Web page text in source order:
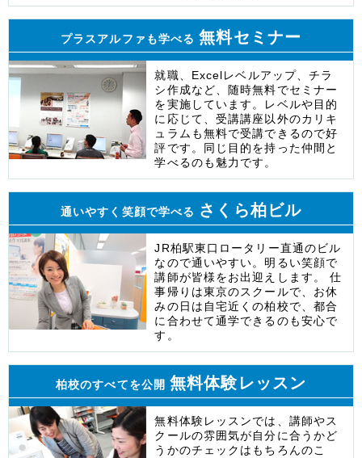
プラスアルファも学べる 無料セミナー
就職、Excelレベルアップ、チラ
シ作成など、随時無料でセミナー
を実施しています。レベルや目的
に応じて、受講講座以外のカリキ
ュラムも無料で受講できるので好
評です。同じ目的を持った仲間と
学べるのも魅力です。
通いやすく笑顔で学べる さくら柏ビル
JR柏駅東口ロータリー直通のビル
なので通いやすい。明るい笑顔で
講師が皆様をお出迎えします。 仕
事帰りは東京のスクールで、お休
みの日は自宅近くの柏校で、都合
に合わせて通学できるのも安心で
す。
柏校のすべてを公開 無料体験レッスン
無料体験レッスンでは、講師やス
クールの雰囲気が自分に合うかど
うかのチェックはもちろんのこ